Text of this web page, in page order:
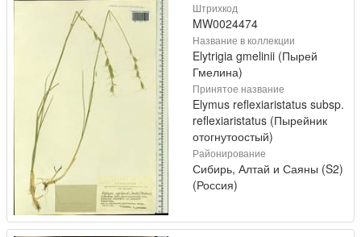
Штрихкод
MW0024474
Название в коллекции
Elytrigia gmelinii (Пырей
Гмелина)
Принятое название
Elymus reflexiaristatus subsp.
reflexiaristatus (Пырейник
отогнутоостый)
Районирование
Сибирь, Алтай и Саяны (S2)
(Россия)